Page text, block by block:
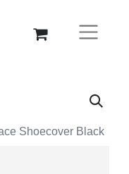
Shoecover Black